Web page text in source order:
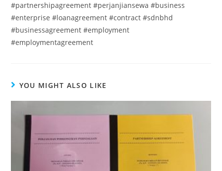
#partnershipagreement #perjanjiansewa #business
#enterprise #loanagreement #contract #sdnbhd
#businessagreement #employment
#employmentagreement
YOU MIGHT ALSO LIKE